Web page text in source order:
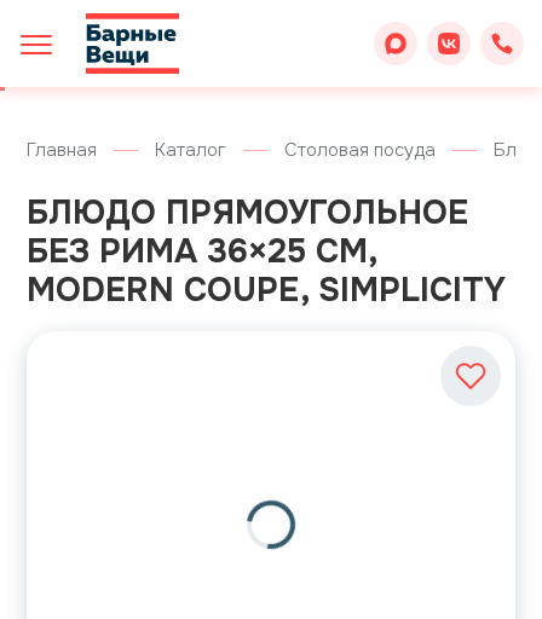
Главная Каталог Столовая посуда
БЛЮДО ПРЯМОУГОЛЬНОЕ
БЕЗ РИМА 36×25 СМ,
MODERN COUPE, SIMPLICITY